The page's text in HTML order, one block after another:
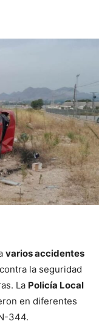
varios accidentes
la seguridad
La Policía Local
en diferentes
344.